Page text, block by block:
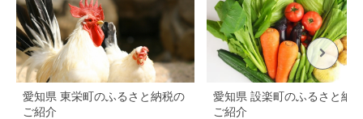
愛知県 東栄町のふるさと納税の
ご紹介
愛知県 設楽町のふるさと納
ご紹介